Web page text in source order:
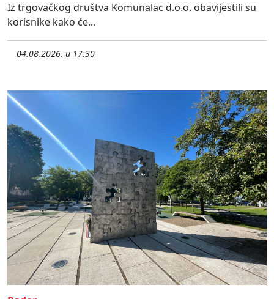
Iz trgovačkog društva Komunalac d.o.o. obavijestili su
korisnike kako će...
04.08.2026. u 17:30